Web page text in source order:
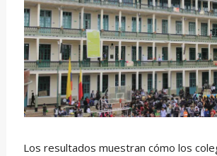
Los resultados muestran cómo los